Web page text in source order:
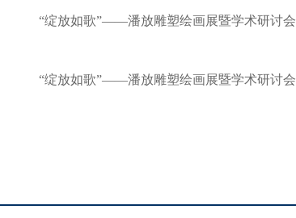
“绽放如歌”——潘放雕塑绘画展暨学术研讨会
“绽放如歌”——潘放雕塑绘画展暨学术研讨会